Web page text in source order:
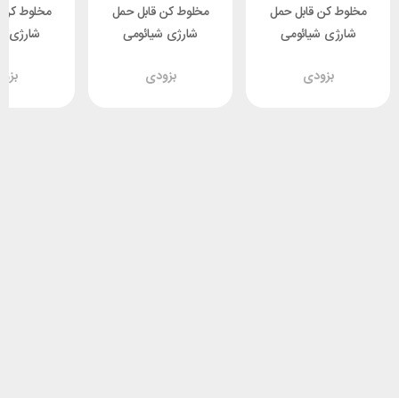
مخلوط کن قابل حمل
شارژی شیائومی
NU05
بزودی
مخلوط کن قابل حمل
شارژی شیائومی
NU05
بزودی
مخلوط
شارژی